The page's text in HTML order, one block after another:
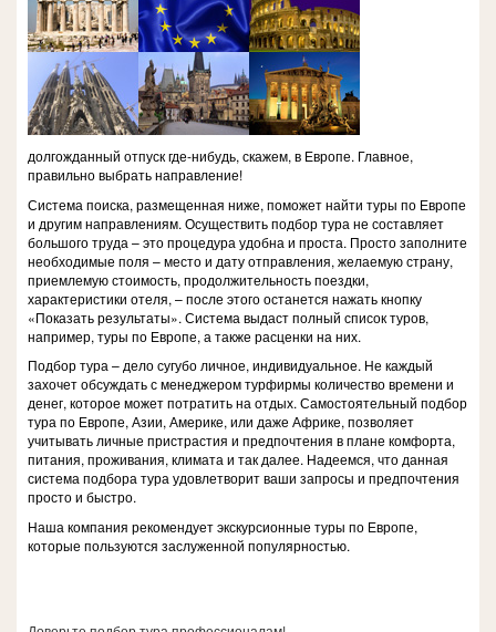
долгожданный отпуск где-нибудь, скажем, в Европе. Главное,
правильно выбрать направление!
Система поиска, размещенная ниже, поможет найти туры по Европе
и другим направлениям. Осуществить подбор тура не составляет
большого труда – это процедура удобна и проста. Просто заполните
необходимые поля – место и дату отправления, желаемую страну,
приемлемую стоимость, продолжительность поездки,
характеристики отеля, – после этого останется нажать кнопку
«Показать результаты». Система выдаст полный список туров,
например, туры по Европе, а также расценки на них.
Подбор тура – дело сугубо личное, индивидуальное. Не каждый
захочет обсуждать с менеджером турфирмы количество времени и
денег, которое может потратить на отдых. Самостоятельный подбор
тура по Европе, Азии, Америке, или даже Африке, позволяет
учитывать личные пристрастия и предпочтения в плане комфорта,
питания, проживания, климата и так далее. Надеемся, что данная
система подбора тура удовлетворит ваши запросы и предпочтения
просто и быстро.
Наша компания рекомендует экскурсионные туры по Европе,
которые пользуются заслуженной популярностью.